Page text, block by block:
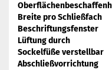
Breite pro Schließfach
Beschriftungsfenster
Lüftung durch
Sockelfüße verstellbar
Abschließvorrichtung